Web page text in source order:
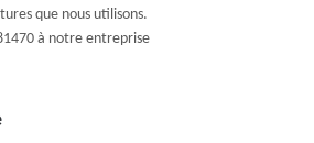
que nous utilisons.
à notre entreprise